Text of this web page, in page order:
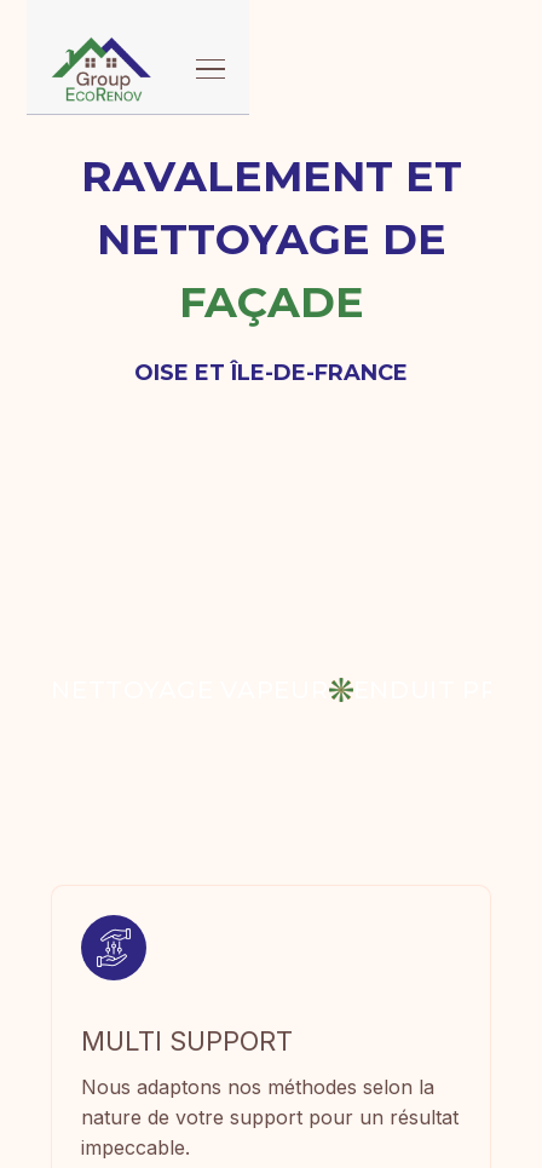
RAVALEMENT ET
NETTOYAGE DE
FAÇADE
OISE ET ÎLE-DE-FRANCE
ENDUIT
MULTI SUPPORT
Nous adaptons nos méthodes selon la
nature de votre support pour un résultat
impeccable.